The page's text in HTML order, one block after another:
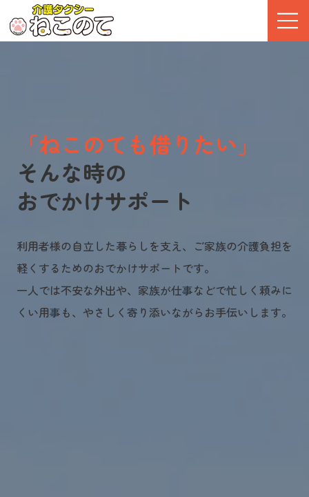
介護タクシーねこのて
「ねこのても借りたい」
そんな時の
おでかけサポート
利用者様の自立した暮らしを支え、ご家族の介護負担を
軽くするためのおでかけサポートです。
一人では不安な外出や、家族が仕事などで忙しく頼みに
くい用事も、やさしく寄り添いながらお手伝いします。